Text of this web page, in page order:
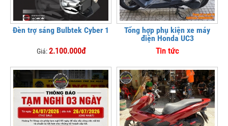
Đèn trợ sáng Bulbtek Cyber 1
Giá:2.100.000đ
Tổng hợp phụ kiện xe máy
điện Honda UC3
Tin tức